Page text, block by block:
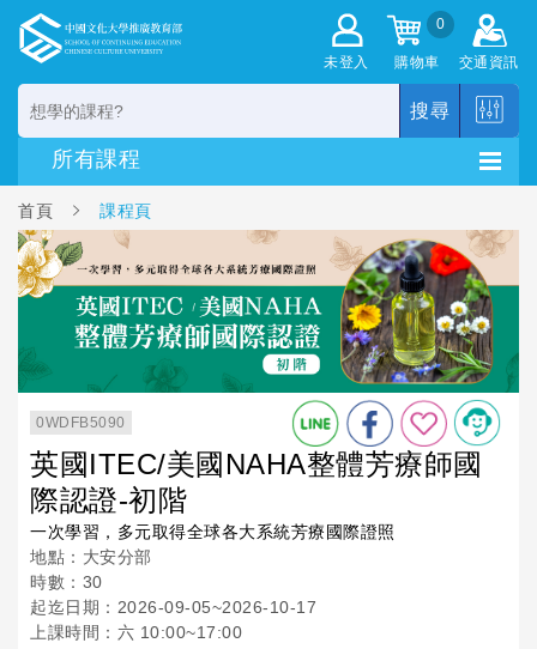
未登入
0
購物車 交通資訊
搜尋
首頁 課程頁
0WDFB5090
英國ITEC/美國NAHA整體芳療師國
際認證-初階
一次學習，多元取得全球各大系統芳療國際證照
地點：大安分部
時數：30
起迄日期：2026-09-05~2026-10-17
上課時間：六 10:00~17:00